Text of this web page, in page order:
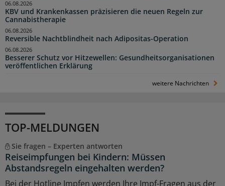
KBV und Krankenkassen präzisieren die neuen Regeln zur
Cannabistherapie
06.08.2026
Reversible Nachtblindheit nach Adipositas-Operation
06.08.2026
Besserer Schutz vor Hitzewellen: Gesundheitsorganisationen
veröffentlichen Erklärung
06.08.2026
weitere Nachrichten
TOP-MELDUNGEN
Sie fragen – Experten antworten
Reiseimpfungen bei Kindern: Müssen
Abstandsregeln eingehalten werden?
Bei der Hotline Impfen werden Ihre Impf-Fragen aus der